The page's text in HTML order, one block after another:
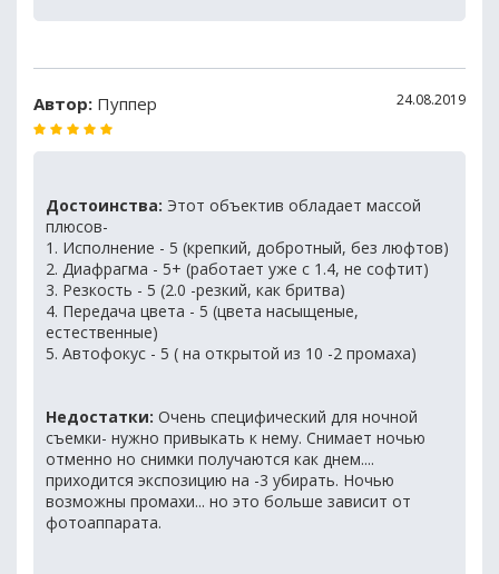
Автор: Пуппер 24.08.2019
Достоинства: Этот объектив обладает массой
плюсов-
1. Исполнение - 5 (крепкий, добротный, без люфтов)
2. Диафрагма - 5+ (работает уже с 1.4, не софтит)
3. Резкость - 5 (2.0 -резкий, как бритва)
4. Передача цвета - 5 (цвета насыщеные,
естественные)
5. Автофокус - 5 ( на открытой из 10 -2 промаха)
Недостатки: Очень специфический для ночной
съемки- нужно привыкать к нему. Снимает ночью
отменно но снимки получаются как днем....
приходится экспозицию на -3 убирать. Ночью
возможны промахи... но это больше зависит от
фотоаппарата.